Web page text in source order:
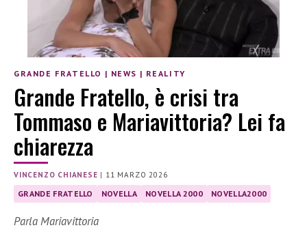
GRANDE FRATELLO | NEWS | REALITY
Grande Fratello, è crisi tra
Tommaso e Mariavittoria? Lei fa
chiarezza
VINCENZO CHIANESE | 11 MARZO 2026
GRANDE FRATELLO NOVELLA NOVELLA 2000 NOVELLA2000
Parla Mariavittoria